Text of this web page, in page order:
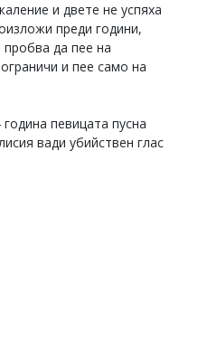
и двете не успяха
преди години,
да пее на
и пее само на
певицата пусна
вади убийствен глас